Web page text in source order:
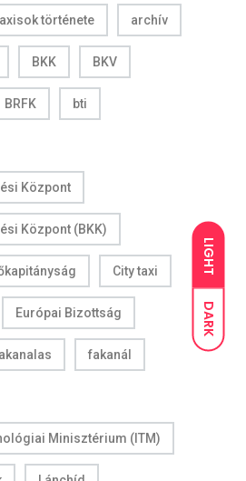
LIGHT
DARK
története archív
BKK BKV
BRFK bti
Központ
Központ (BKK)
City taxi
Európai Bizottság
fakanál
Minisztérium (ITM)